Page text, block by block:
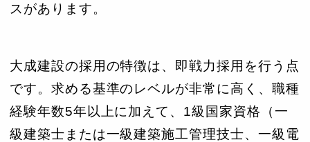
スがあります。
大成建設の採用の特徴は、即戦力採用を行う点
です。求める基準のレベルが非常に高く、職種
経験年数5年以上に加えて、1級国家資格（一
級建築士または一級建築施工管理技士、一級電